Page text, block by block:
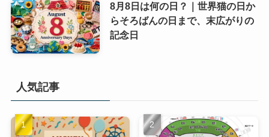
8月8日は何の日？｜世界猫の日か
らそろばんの日まで、末広がりの
記念日
人気記事